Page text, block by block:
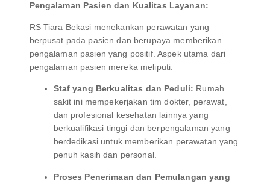
Pengalaman Pasien dan Kualitas Layanan:
RS Tiara Bekasi menekankan perawatan yang
berpusat pada pasien dan berupaya memberikan
pengalaman pasien yang positif. Aspek utama dari
pengalaman pasien mereka meliputi:
Staf yang Berkualitas dan Peduli: Rumah
sakit ini mempekerjakan tim dokter, perawat,
dan profesional kesehatan lainnya yang
berkualifikasi tinggi dan berpengalaman yang
berdedikasi untuk memberikan perawatan yang
penuh kasih dan personal.
Proses Penerimaan dan Pemulangan yang